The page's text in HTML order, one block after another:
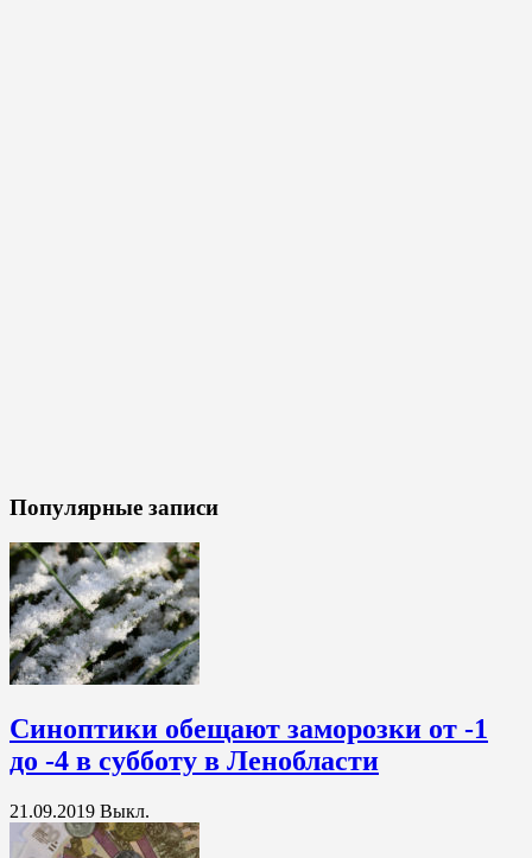
Популярные записи
Синоптики обещают заморозки от -1
до -4 в субботу в Ленобласти
21.09.2019 Выкл.